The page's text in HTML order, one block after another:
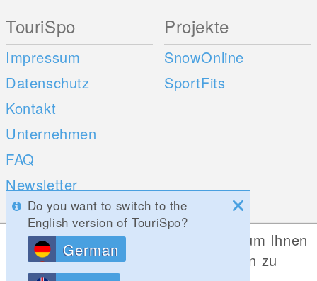
TouriSpo
Impressum
Datenschutz
Kontakt
Unternehmen
FAQ
Newsletter
Umfragen
Projekte
SnowOnline
SportFits
Mobile Apps Social Web
Do you want to switch to the
English version of TouriSpo?
German
Diese Website verwendet Cookies, um Ihnen
die bestmögliche Funktionalität bieten zu